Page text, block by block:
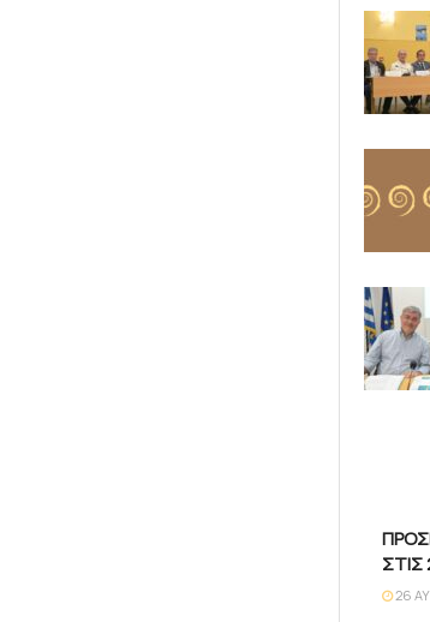
ΣΤΙΣ
26